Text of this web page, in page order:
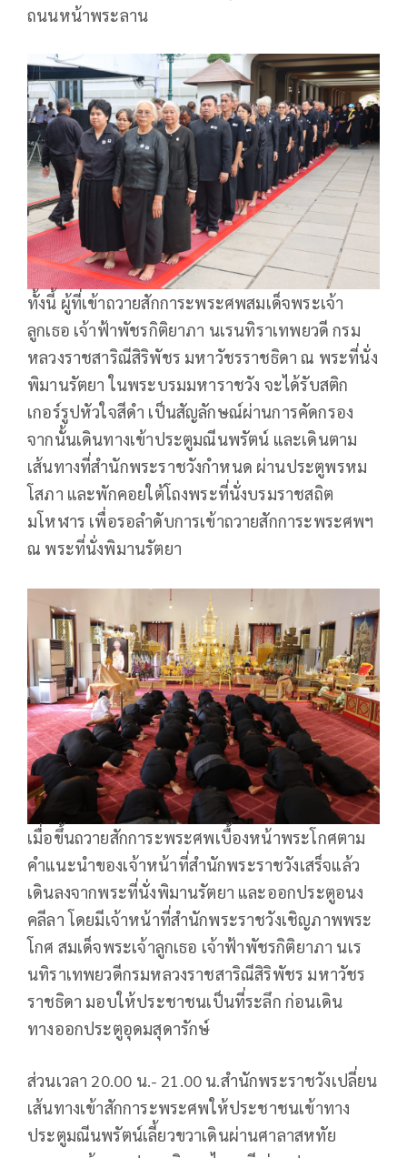
ถนนหน้าพระลาน
ทั้งนี้ ผู้ที่เข้าถวายสักการะพระศพสมเด็จพระเจ้า
ลูกเธอ เจ้าฟ้าพัชรกิติยาภา นเรนทิราเทพยวดี กรม
หลวงราชสาริณีสิริพัชร มหาวัชรราชธิดา ณ พระที่นั่ง
พิมานรัตยา ในพระบรมมหาราชวัง จะได้รับสติก
เกอร์รูปหัวใจสีดำ เป็นสัญลักษณ์ผ่านการคัดกรอง
จากนั้นเดินทางเข้าประตูมณีนพรัตน์ และเดินตาม
เส้นทางที่สำนักพระราชวังกำหนด ผ่านประตูพรหม
โสภา และพักคอยใต้โถงพระที่นั่งบรมราชสถิต
มโหฬาร เพื่อรอลำดับการเข้าถวายสักการะพระศพฯ
ณ พระที่นั่งพิมานรัตยา
เมื่อขึ้นถวายสักการะพระศพเบื้องหน้าพระโกศตาม
คำแนะนำของเจ้าหน้าที่สำนักพระราชวังเสร็จแล้ว
เดินลงจากพระที่นั่งพิมานรัตยา และออกประตูอนง
คลีลา โดยมีเจ้าหน้าที่สำนักพระราชวังเชิญภาพพระ
โกศ สมเด็จพระเจ้าลูกเธอ เจ้าฟ้าพัชรกิติยาภา นเร
นทิราเทพยวดีกรมหลวงราชสาริณีสิริพัชร มหาวัชร
ราชธิดา มอบให้ประชาชนเป็นที่ระลึก ก่อนเดิน
ทางออกประตูอุดมสุดารักษ์
ส่วนเวลา 20.00 น.- 21.00 น.สำนักพระราชวังเปลี่ยน
เส้นทางเข้าสักการะพระศพให้ประชาชนเข้าทาง
ประตูมณีนพรัตน์เลี้ยวขวาเดินผ่านศาลาสหทัย